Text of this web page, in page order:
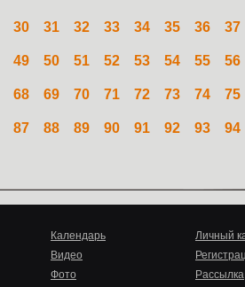
30 31 32 33 34 35 36 37
49 50 51 52 53 54 55 56
68 69 70 71 72 73 74 75
87 88 89 90 91 92 93 94
Календарь
Видео
Фото
Личный
Рассылка